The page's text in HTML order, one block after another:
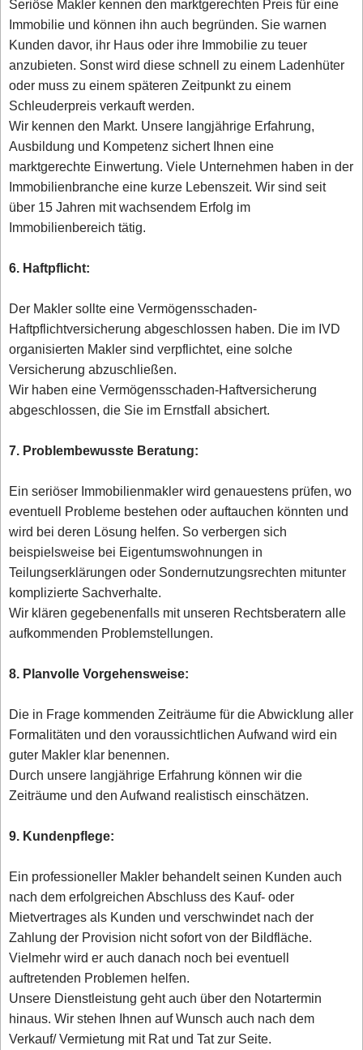
Seriöse Makler kennen den marktgerechten Preis für eine
Immobilie und können ihn auch begründen. Sie warnen
Kunden davor, ihr Haus oder ihre Immobilie zu teuer
anzubieten. Sonst wird diese schnell zu einem Ladenhüter
oder muss zu einem späteren Zeitpunkt zu einem
Schleuderpreis verkauft werden.
Wir kennen den Markt. Unsere langjährige Erfahrung,
Ausbildung und Kompetenz sichert Ihnen eine
marktgerechte Einwertung. Viele Unternehmen haben in der
Immobilienbranche eine kurze Lebenszeit. Wir sind seit
über 15 Jahren mit wachsendem Erfolg im
Immobilienbereich tätig.
6. Haftpflicht:
Der Makler sollte eine Vermögensschaden-
Haftpflichtversicherung abgeschlossen haben. Die im IVD
organisierten Makler sind verpflichtet, eine solche
Versicherung abzuschließen.
Wir haben eine Vermögensschaden-Haftversicherung
abgeschlossen, die Sie im Ernstfall absichert.
7. Problembewusste Beratung:
Ein seriöser Immobilienmakler wird genauestens prüfen, wo
eventuell Probleme bestehen oder auftauchen könnten und
wird bei deren Lösung helfen. So verbergen sich
beispielsweise bei Eigentumswohnungen in
Teilungserklärungen oder Sondernutzungsrechten mitunter
komplizierte Sachverhalte.
Wir klären gegebenenfalls mit unseren Rechtsberatern alle
aufkommenden Problemstellungen.
8. Planvolle Vorgehensweise:
Die in Frage kommenden Zeiträume für die Abwicklung aller
Formalitäten und den voraussichtlichen Aufwand wird ein
guter Makler klar benennen.
Durch unsere langjährige Erfahrung können wir die
Zeiträume und den Aufwand realistisch einschätzen.
9. Kundenpflege:
Ein professioneller Makler behandelt seinen Kunden auch
nach dem erfolgreichen Abschluss des Kauf- oder
Mietvertrages als Kunden und verschwindet nach der
Zahlung der Provision nicht sofort von der Bildfläche.
Vielmehr wird er auch danach noch bei eventuell
auftretenden Problemen helfen.
Unsere Dienstleistung geht auch über den Notartermin
hinaus. Wir stehen Ihnen auf Wunsch auch nach dem
Verkauf/ Vermietung mit Rat und Tat zur Seite.